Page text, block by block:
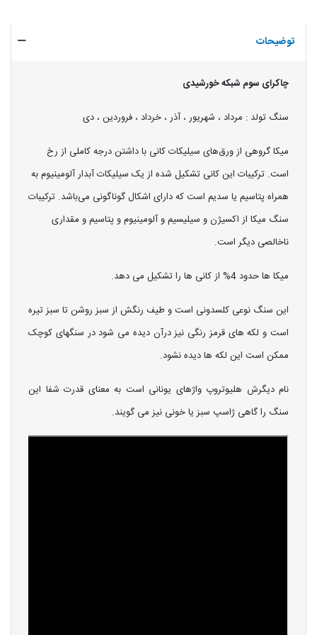
توضیحات
چاکرای سوم شبکه خورشیدی
سنگ تولد : مرداد ، شهریور ، آذر ، خرداد ، فروردین ، دی
میکا گروهی از ورق‌های سیلیکات کانی با داشتن درجه کاملی از رخ
است. ترکیبات این کانی تشکیل شده از یک سیلیکات آبدار آلومینیوم به
همراه پتاسیم یا سدیم است که دارای اشکال گوناگونی می‌باشد. ترکیبات
سنگ میکا از اکسیژن و سیلیسیم و آلومینیوم و پتاسیم و مقداری
ناخالصی دیگر است.
میکا ها حدود 4% از کانی ها را تشکیل می دهد.
این سنگ نوعی کلسدونی است و طیف رنگش از سبز روشن تا سبز تیره
است و لکه های قرمز رنگی نیز درآن دیده می شود در سنگهای کوچک
ممکن است این لکه ها دیده نشود.
نام دیگرش هلیوتروپ واژهای یونانی است به معنای قدرت شفا این
سنگ را گاهی ژاسپ سبز یا خونی نیز می گویند.